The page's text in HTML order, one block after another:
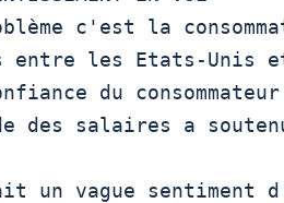
entre les Etats-Unis
du
des salaires a
un vague